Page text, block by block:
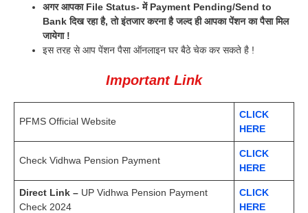
अगर आपका File Status- में Payment Pending/Send to
Bank दिख रहा है, तो इंतजार करना है जल्द ही आपका पेंशन का पैसा मिल
जायेगा !
इस तरह से आप पेंशन पैसा ऑनलाइन घर बैठे चेक कर सकते है !
Important Link
PFMS Official Website
CLICK
HERE
Check Vidhwa Pension Payment
CLICK
HERE
Direct Link – UP Vidhwa Pension Payment
Check 2024
CLICK
HERE